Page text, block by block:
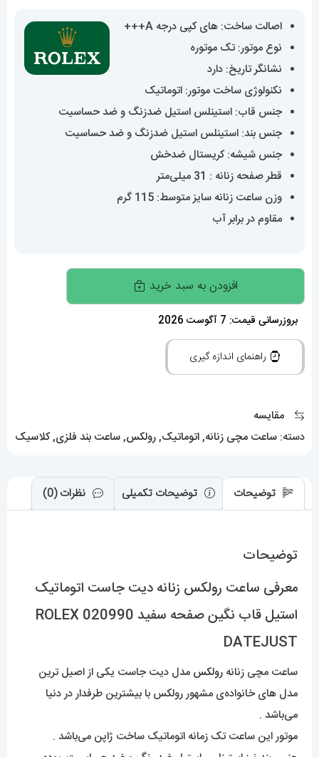
اصالت ساخت: های کپی درجه A+++
نوع موتور: تک موتوره
نشانگر تاریخ: دارد
نکنولوژی ساخت موتور: اتوماتیک
جنس قاب: استینلس استیل ضدزنگ و ضد حساسیت
جنس بند: استینلس استیل ضدزنگ و ضد حساسیت
جنس شیشه: کریستال ضدخش
قطر صفحه زنانه : 31 میلی‌متر
وزن ساعت زنانه سایز متوسط: 115 گرم
مقاوم در برابر آب
ساعت
رولکس
زنانه
دیت
جاست
استیل
سفید
020990
DATEJUST
افزودن به سبد خرید
بروزرسانی قیمت: 7 آگوست 2026
راهنمای اندازه گیری
مقایسه
دسته: ساعت مچی زنانه,اتوماتیک,رولکس,ساعت بند فلزی,کلاسیک
توضیحات توضیحات تکمیلی نظرات (0)
توضیحات
معرفی ساعت رولکس زنانه دیت جاست اتوماتیک
استیل قاب نگین صفحه سفید 020990 ROLEX
DATEJUST
ساعت مچی زنانه رولکس مدل دیت جاست یکی از اصیل ترین
مدل های خانواده‌ی مشهور رولکس با بیشترین طرفدار در دنیا
می‌باشد .
موتور این ساعت تک زمانه اتوماتیک ساخت ژاپن می‌باشد .